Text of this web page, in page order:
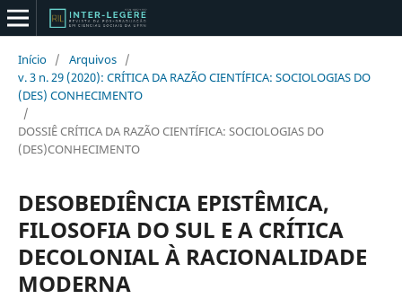
Início / Arquivos /
v. 3 n. 29 (2020): CRÍTICA DA RAZÃO CIENTÍFICA: SOCIOLOGIAS DO
(DES) CONHECIMENTO
/
DOSSIÊ CRÍTICA DA RAZÃO CIENTÍFICA: SOCIOLOGIAS DO
(DES)CONHECIMENTO
DESOBEDIÊNCIA EPISTÊMICA,
FILOSOFIA DO SUL E A CRÍTICA
DECOLONIAL À RACIONALIDADE
MODERNA